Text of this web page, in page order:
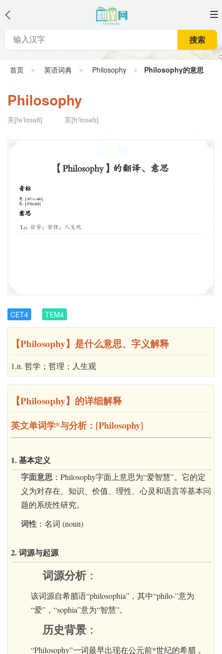
搜索
首页 英语词典 Philosophy Philosophy的意思
Philosophy
美[fə'lɑsəfi] 英[fɪ'lɒsəfɪ]
CET4 TEM4
【Philosophy】是什么意思、字义解释
1.n. 哲学；哲理；人生观
【Philosophy】的详细解释
英文单词学*与分析：[Philosophy]
1. 基本定义
字面意思 ：Philosophy字面上意思为“爱智慧”。它的定
义为对存在、知识、价值、理性、心灵和语言等基本问
题的系统性研究。
词性 ：名词 (noun)
2. 词源与起源
词源分析：
该词源自希腊语“philosophia”，其中“philo-”意为
“爱”，“sophia”意为“智慧”。
历史背景 ：
“Philosophy”一词最早出现在公元前*世纪的希腊，